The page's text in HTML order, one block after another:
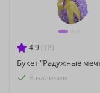
4.9 (18)
Букет "Радужные
В наличии